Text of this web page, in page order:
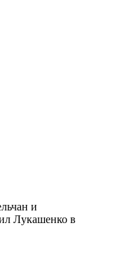
и
Лукашенко в